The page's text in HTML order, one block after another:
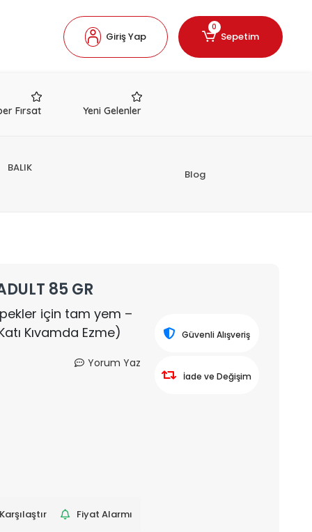
Giriş Yap
0
Sepetim
Fırsat Yeni Gelenler
BALIK
Blog
85 GR
için tam yem –
Kıvamda Ezme)
Yorum Yaz
Karşılaştır Fiyat Alarmı
Güvenli Alışveriş
İade ve Değişim